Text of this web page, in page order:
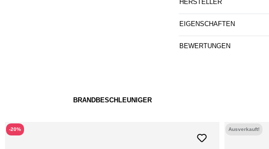
HERSTELLER
EIGENSCHAFTEN
BEWERTUNGEN
BRANDBESCHLEUNIGER
-20% Ausverkauft!